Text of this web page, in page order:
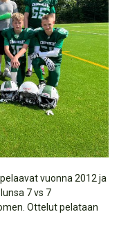
vuonna 2012 ja
7 vs 7
Ottelut pelataan